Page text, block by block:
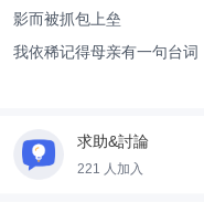
影而被抓包上垒
我依稀记得母亲有一句台词
求助&討論
221 人加入